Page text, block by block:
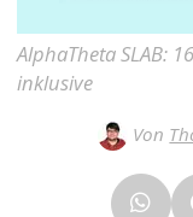
AlphaTheta SLAB:
inklusive
Von